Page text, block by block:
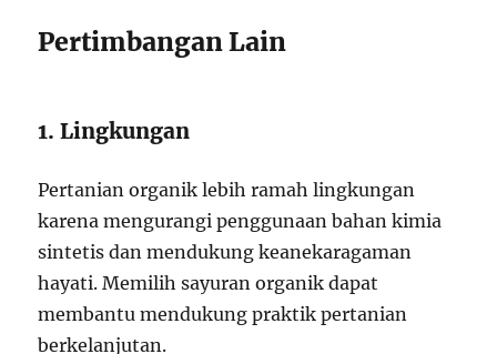
Pertimbangan Lain
1. Lingkungan
Pertanian organik lebih ramah lingkungan
karena mengurangi penggunaan bahan kimia
sintetis dan mendukung keanekaragaman
hayati. Memilih sayuran organik dapat
membantu mendukung praktik pertanian
berkelanjutan.